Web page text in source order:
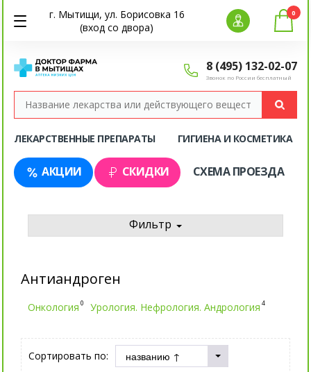
г. Мытищи, ул. Борисовка 16
(вход со двора)
8 (495) 132-02-07
Звонок по России бесплатный
0
ЛЕКАРСТВЕННЫЕ ПРЕПАРАТЫ ГИГИЕНА И КОСМЕТИКА
АКЦИИ СКИДКИ СХЕМА ПРОЕЗДА
Фильтр
Антиандроген
Онкология 0 Урология. Нефрология. Андрология 4
Сортировать по: